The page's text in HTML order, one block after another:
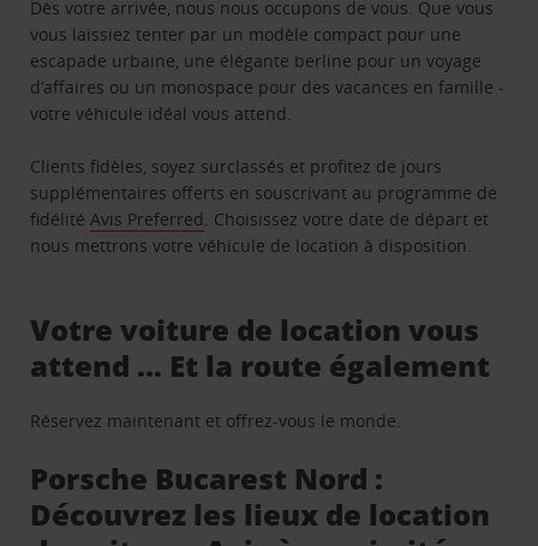
Dès votre arrivée, nous nous occupons de vous. Que vous
vous laissiez tenter par un modèle compact pour une
escapade urbaine, une élégante berline pour un voyage
d’affaires ou un monospace pour des vacances en famille -
votre véhicule idéal vous attend.
Clients fidèles, soyez surclassés et profitez de jours
supplémentaires offerts en souscrivant au programme de
fidélitéAvis Preferred. Choisissez votre date de départ et
nous mettrons votre véhicule de location à disposition.
Votre voiture de location vous
attend … Et la route également
Réservez maintenant et offrez-vous le monde.
Porsche Bucarest Nord :
Découvrez les lieux de location